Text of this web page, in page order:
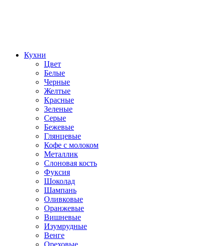
Кухни
Цвет
Белые
Черные
Желтые
Красные
Зеленые
Серые
Бежевые
Глянцевые
Кофе с молоком
Металлик
Слоновая кость
Фуксия
Шоколад
Шампань
Оливковые
Оранжевые
Вишневые
Изумрудные
Венге
Ореховые